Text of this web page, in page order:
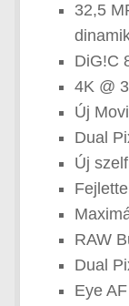
32,5
DiG!C
4K @
Új
Dual
Új
RAW
Dual
Eye